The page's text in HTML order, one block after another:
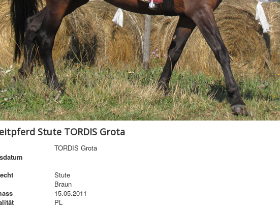
Stute TORDIS Grota
TORDIS Grota
Stute
Braun
15.05.2011
PL